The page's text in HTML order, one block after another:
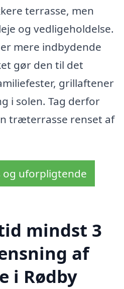
terrasse, men
og vedligeholdelse.
mere indbydende
gør den til det
grillaftener
i solen. Tag derfor
træterrasse renset af
og uforpligtende
mindst 3
af
i Rødby